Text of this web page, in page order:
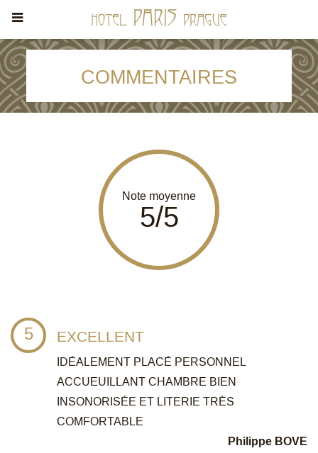
COMMENTAIRES
Note moyenne
5/5
5 EXCELLENT
IDÉALEMENT PLACÉ PERSONNEL
ACCUEUILLANT CHAMBRE BIEN
INSONORISÉE ET LITERIE TRÈS
COMFORTABLE
Philippe BOVE